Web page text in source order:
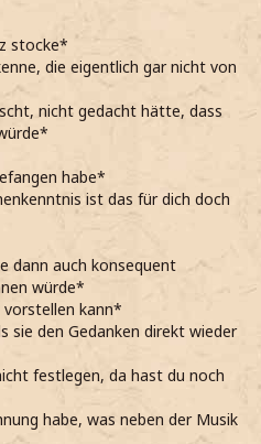
sein?
nachgedacht habe, er
hat, aber gerade so
ich Ärztin? Ach quatsch...
Essen zuwende und
festgesetzt hat und
Dad darüber reden
über das Alter in angrinse*
auch immer wieder
und aufzählt und
Lippen ein stummes "alter
meine und er dann auch
stocke*
die eigentlich gar nicht von
nicht gedacht hätte, dass
habe*
ist das für dich doch
dann auch konsequent
würde*
kann*
sie den Gedanken direkt wieder
festlegen, da hast du noch
habe, was neben der Musik